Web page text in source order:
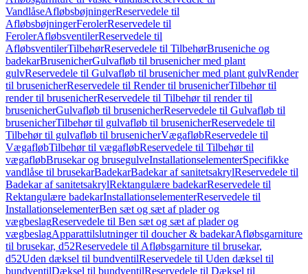
VandlåseAfløbsbøjningerReservedele til
AfløbsbøjningerFerolerReservedele til
FerolerAfløbsventilerReservedele til
AfløbsventilerTilbehørReservedele til TilbehørBruseniche og
badekarBrusenicherGulvafløb til brusenicher med plant
gulvReservedele til Gulvafløb til brusenicher med plant gulvRender
til brusenicherReservedele til Render til brusenicherTilbehør til
render til brusenicherReservedele til Tilbehør til render til
brusenicherGulvafløb til brusenicherReservedele til Gulvafløb til
brusenicherTilbehør til gulvafløb til brusenicherReservedele til
Tilbehør til gulvafløb til brusenicherVægafløbReservedele til
VægafløbTilbehør til vægafløbReservedele til Tilbehør til
vægafløbBrusekar og brusegulveInstallationselementerSpecifikke
vandlåse til brusekarBadekarBadekar af sanitetsakrylReservedele til
Badekar af sanitetsakrylRektangulære badekarReservedele til
Rektangulære badekarInstallationselementerReservedele til
InstallationselementerBen sæt og sæt af plader og
vægbeslagReservedele til Ben sæt og sæt af plader og
vægbeslagApparattilslutninger til doucher & badekarAfløbsgarniture
til brusekar, d52Reservedele til Afløbsgarniture til brusekar,
d52Uden dæksel til bundventilReservedele til Uden dæksel til
bundventilDæksel til bundventilReservedele til Dæksel til